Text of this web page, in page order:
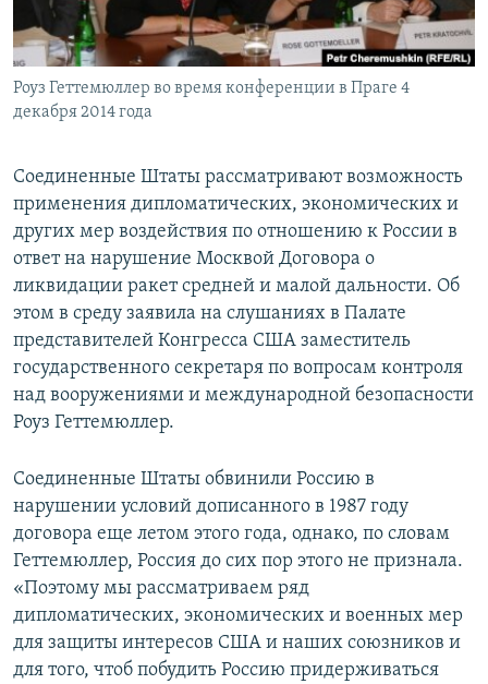
СОЦИАЛЬНЫЕ СЕТИ
Все сайты РСЕ/РС
Роуз Геттемюллер во время конференции в Праге 4
декабря 2014 года
Соединенные Штаты рассматривают возможность
применения дипломатических, экономических и
других мер воздействия по отношению к России в
ответ на нарушение Москвой Договора о
ликвидации ракет средней и малой дальности. Об
этом в среду заявила на слушаниях в Палате
представителей Конгресса США заместитель
государственного секретаря по вопросам контроля
над вооружениями и международной безопасности
Роуз Геттемюллер.
Соединенные Штаты обвинили Россию в
нарушении условий дописанного в 1987 году
договора еще летом этого года, однако, по словам
Геттемюллер, Россия до сих пор этого не признала.
«Поэтому мы рассматриваем ряд
дипломатических, экономических и военных мер
для защиты интересов США и наших союзников и
для того, чтоб побудить Россию придерживаться